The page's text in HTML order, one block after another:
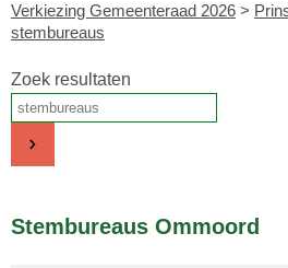
Verkiezing Gemeenteraad 2026 >
stembureaus
Zoek resultaten
Stembureaus Ommoord